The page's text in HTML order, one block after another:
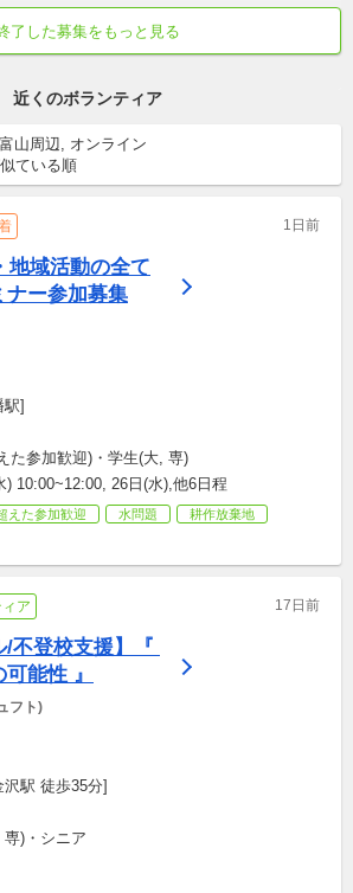
専)・シニア
了した募集をもっと見る
近くのボランティア
富山周辺, オンライン
ている順
1日前
地域活動の全て
ナー参加募集
駅]
た参加歓迎)・学生(大, 専)
) 10:00~12:00, 26日(水),他6日程
えた参加歓迎 水問題
耕作放棄地
ア 17日前
/不登校支援】『
能性 』
フト)
駅 徒歩35分]
)・シニア